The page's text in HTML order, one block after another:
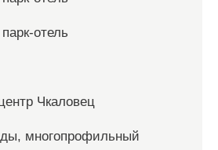
отель
Чкаловец
многопрофильный